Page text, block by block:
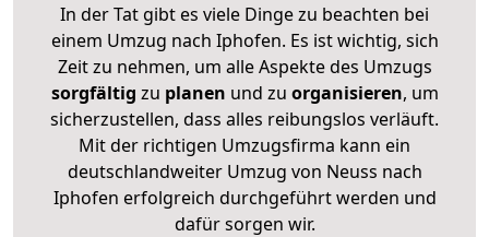
In der Tat gibt es viele Dinge zu beachten bei
einem Umzug nach Iphofen. Es ist wichtig, sich
Zeit zu nehmen, um alle Aspekte des Umzugs
sorgfältig zu planen und zu organisieren, um
sicherzustellen, dass alles reibungslos verläuft.
Mit der richtigen Umzugsfirma kann ein
deutschlandweiter Umzug von Neuss nach
Iphofen erfolgreich durchgeführt werden und
dafür sorgen wir.